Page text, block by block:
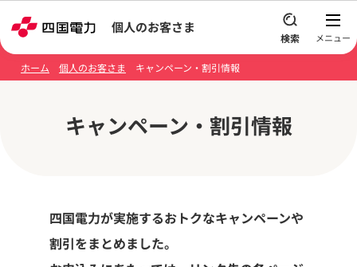
個人のお客さま
ホーム 個人のお客さま キャンペーン・割引情報
キャンペーン・割引情報
四国電力が実施するおトクなキャンペーンや
割引をまとめました。